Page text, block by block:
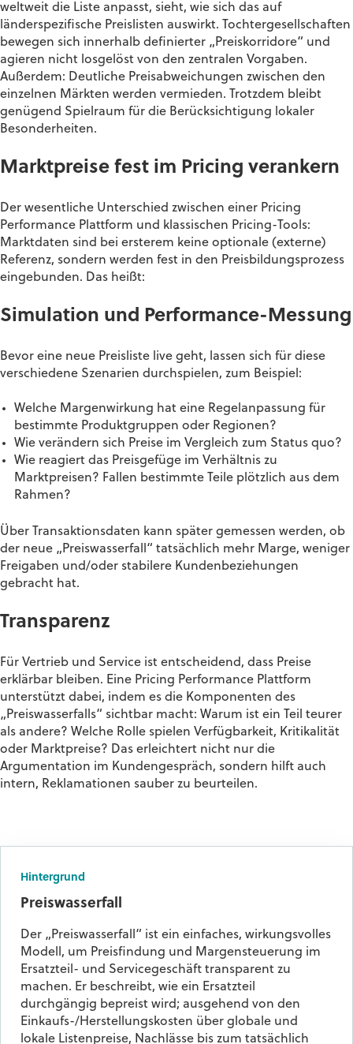
weltweit die Liste anpasst, sieht, wie sich das auf
länderspezifische Preislisten auswirkt. Tochtergesellschaften
bewegen sich innerhalb definierter „Preiskorridore“ und
agieren nicht losgelöst von den zentralen Vorgaben.
Außerdem: Deutliche Preisabweichungen zwischen den
einzelnen Märkten werden vermieden. Trotzdem bleibt
genügend Spielraum für die Berücksichtigung lokaler
Besonderheiten.
Marktpreise fest im Pricing verankern
Der wesentliche Unterschied zwischen einer Pricing
Performance Plattform und klassischen Pricing-Tools:
Marktdaten sind bei ersterem keine optionale (externe)
Referenz, sondern werden fest in den Preisbildungsprozess
eingebunden. Das heißt:
Simulation und Performance-Messung
Bevor eine neue Preisliste live geht, lassen sich für diese
verschiedene Szenarien durchspielen, zum Beispiel:
Welche Margenwirkung hat eine Regelanpassung für
bestimmte Produktgruppen oder Regionen?
Wie verändern sich Preise im Vergleich zum Status quo?
Wie reagiert das Preisgefüge im Verhältnis zu
Marktpreisen? Fallen bestimmte Teile plötzlich aus dem
Rahmen?
Über Transaktionsdaten kann später gemessen werden, ob
der neue „Preiswasserfall“ tatsächlich mehr Marge, weniger
Freigaben und/oder stabilere Kundenbeziehungen
gebracht hat.
Transparenz
Für Vertrieb und Service ist entscheidend, dass Preise
erklärbar bleiben. Eine Pricing Performance Plattform
unterstützt dabei, indem es die Komponenten des
„Preiswasserfalls“ sichtbar macht: Warum ist ein Teil teurer
als andere? Welche Rolle spielen Verfügbarkeit, Kritikalität
oder Marktpreise? Das erleichtert nicht nur die
Argumentation im Kundengespräch, sondern hilft auch
intern, Reklamationen sauber zu beurteilen.
Hintergrund
Preiswasserfall
Der „Preiswasserfall“ ist ein einfaches, wirkungsvolles
Modell, um Preisfindung und Margensteuerung im
Ersatzteil- und Servicegeschäft transparent zu
machen. Er beschreibt, wie ein Ersatzteil
durchgängig bepreist wird; ausgehend von den
Einkaufs-/Herstellungskosten über globale und
lokale Listenpreise, Nachlässe bis zum tatsächlich